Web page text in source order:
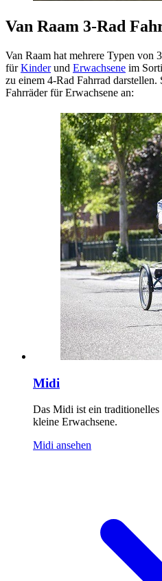
Van Raam 3-Rad
Van Raam hat mehrere Typen von
fürKinderund Erwachsene im
zu einem 4-Rad Fahrrad darstellen.
Fahrräder für Erwachsene an:
Midi
Das Midi ist ein
kleine Erwachsene.
Midi ansehen